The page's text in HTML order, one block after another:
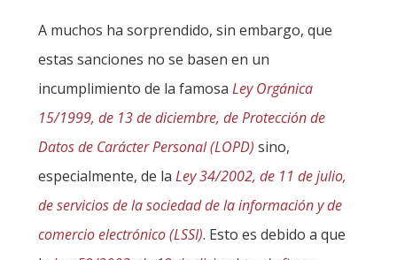
A muchos ha sorprendido, sin embargo, que
estas sanciones no se basen en un
incumplimiento de la famosa Ley Orgánica
15/1999, de 13 de diciembre, de Protección de
Datos de Carácter Personal (LOPD) sino,
especialmente, de la Ley 34/2002, de 11 de julio,
de servicios de la sociedad de la información y de
comercio electrónico (LSSI). Esto es debido a que